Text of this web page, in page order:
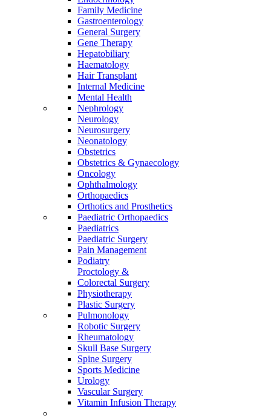
Family Medicine
Gastroenterology
General Surgery
Gene Therapy
Hepatobiliary
Haematology
Hair Transplant
Internal Medicine
Mental Health
Nephrology
Neurology
Neurosurgery
Neonatology
Obstetrics
Obstetrics & Gynaecology
Oncology
Ophthalmology
Orthopaedics
Orthotics and Prosthetics
Paediatric Orthopaedics
Paediatrics
Paediatric Surgery
Pain Management
Podiatry
Proctology &
Colorectal Surgery
Physiotherapy
Plastic Surgery
Pulmonology
Robotic Surgery
Rheumatology
Skull Base Surgery
Spine Surgery
Sports Medicine
Urology
Vascular Surgery
Vitamin Infusion Therapy